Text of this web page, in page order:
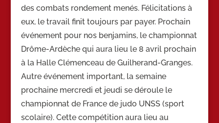
des combats rondement menés. Félicitations à
eux, le travail finit toujours par payer. Prochain
événement pour nos benjamins, le championnat
Drôme-Ardèche qui aura lieu le 8 avril prochain
à la Halle Clémenceau de Guilherand-Granges.
Autre événement important, la semaine
prochaine mercredi et jeudi se déroule le
championnat de France de judo UNSS (sport
scolaire). Cette compétition aura lieu au